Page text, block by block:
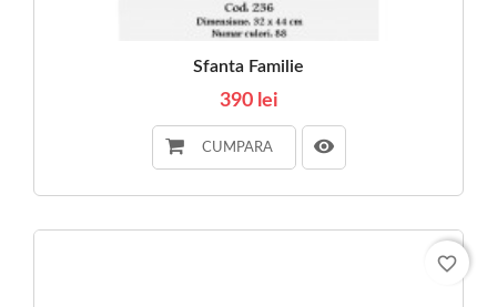
Sfanta Familie
390 lei
CUMPARA
favorite_border